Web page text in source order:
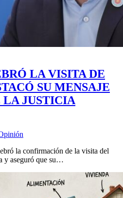
LA VISITA DE
SU MENSAJE
LA JUSTICIA
la confirmación de la visita del
y aseguró que su…